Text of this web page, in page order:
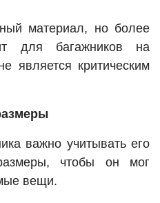
материал, но более
для багажников на
является критическим
важно учитывать его
чтобы он мог
вещи.